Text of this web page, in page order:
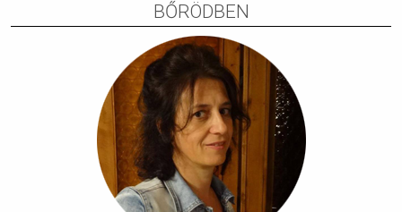
BŐRÖDBEN